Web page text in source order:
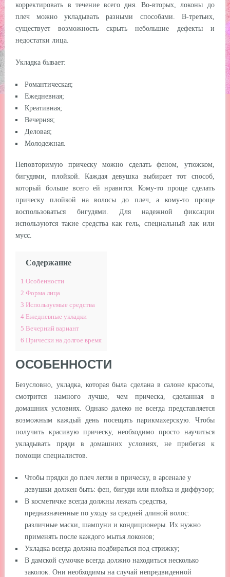
корректировать в течение всего дня. Во-вторых, локоны до
плеч можно укладывать разными способами. В-третьих,
существует возможность скрыть небольшие дефекты и
недостатки лица.
Укладка бывает:
Романтическая;
Ежедневная;
Креативная;
Вечерняя;
Деловая;
Молодежная.
Неповторимую прическу можно сделать феном, утюжком,
бигудями, плойкой. Каждая девушка выбирает тот способ,
который больше всего ей нравится. Кому-то проще сделать
прическу плойкой на волосы до плеч, а кому-то проще
воспользоваться бигудями. Для надежной фиксации
используются такие средства как гель, специальный лак или
мусс.
Содержание
1 Особенности
2 Форма лица
3 Используемые средства
4 Ежедневные укладки
5 Вечерний вариант
6 Прически на долгое время
ОСОБЕННОСТИ
Безусловно, укладка, которая была сделана в салоне красоты,
смотрится намного лучше, чем прическа, сделанная в
домашних условиях. Однако далеко не всегда представляется
возможным каждый день посещать парикмахерскую. Чтобы
получить красивую прическу, необходимо просто научиться
укладывать пряди в домашних условиях, не прибегая к
помощи специалистов.
Чтобы прядки до плеч легли в прическу, в арсенале у
девушки должен быть: фен, бигуди или плойка и диффузор;
В косметичке всегда должны лежать средства,
предназначенные по уходу за средней длиной волос:
различные маски, шампуни и кондиционеры. Их нужно
применять после каждого мытья локонов;
Укладка всегда должна подбираться под стрижку;
В дамской сумочке всегда должно находиться несколько
заколок. Они необходимы на случай непредвиденной